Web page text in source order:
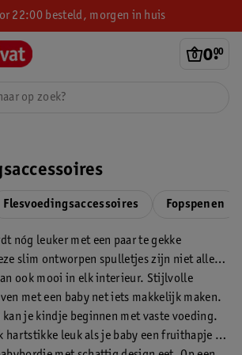
22:00 besteld, morgen in huis
0.
00
Flesvoedingsaccessoires Fopspenen
nóg leuker met een paar te gekke
slim ontworpen spulletjes zijn niet alleen
ook mooi in elk interieur. Stijlvolle
met een baby net iets makkelijk maken.
kan je kindje beginnen met vaste voeding.
hartstikke leuk als je baby een fruithapje of